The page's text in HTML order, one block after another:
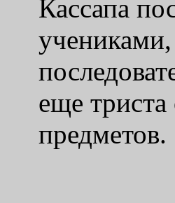
Кассапа
еще
предметов.